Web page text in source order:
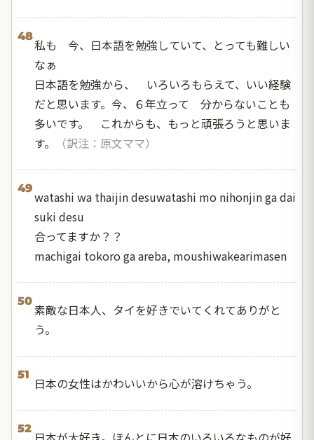
48
私も 今、日本語を勉強していて、とっても難しい
なぁ
日本語を勉強から、 いろいろもらえて、いい経験
だと思います。今、６年立って 分からないことも
多いです。 これからも、もっと頑張ろうと思いま
す。
（訳注：原文ママ）
49
watashi wa thaijin desuwatashi mo nihonjin ga dai
suki desu
合ってますか？？
machigai tokoro ga areba, moushiwakearimasen
50
素敵な日本人、タイを好きでいてくれてありがと
う。
51
日本の女性はかわいいから心が溶けちゃう。
52